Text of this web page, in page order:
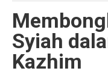
Syiah
Kazhim